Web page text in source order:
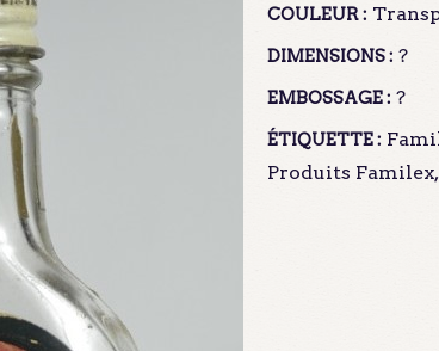
COULEUR :
DIMENSIONS : ?
EMBOSSAGE : ?
ÉTIQUETTE :
Produits